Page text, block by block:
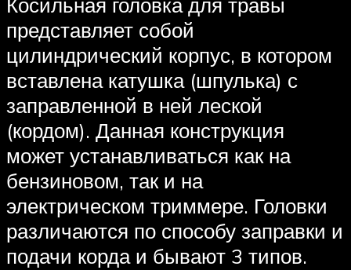
представляет собой
цилиндрический корпус, в котором
вставлена катушка (шпулька) с
заправленной в ней леской
(кордом). Данная конструкция
может устанавливаться как на
бензиновом, так и на
электрическом триммере. Головки
различаются по способу заправки и
подачи корда и бывают 3 типов.